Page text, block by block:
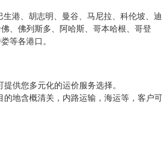
港、胡志明、曼谷、马尼拉、科伦坡、迪
、佛列斯多、阿哈斯、哥本哈根、哥登
等各港口。
供您多元化的运价服务选择。
地含概清关，内路运输，海运等，客户可